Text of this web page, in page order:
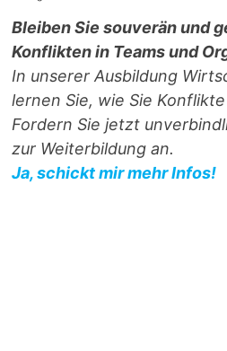
Bleiben Sie souverän und
Konflikten in Teams und
In unserer Ausbildung
lernen Sie, wie Sie
Fordern Sie jetzt
zur Weiterbildung an.
Ja, schickt mir mehr Infos!